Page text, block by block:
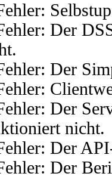
Der
Der
Der
nicht.
Der
Der